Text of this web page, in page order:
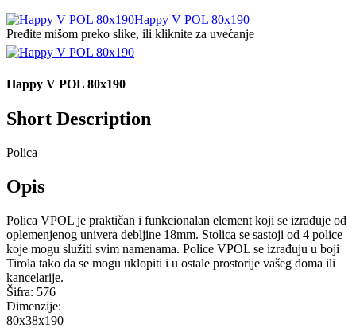
Happy V POL 80x190
Pređite mišom preko slike, ili kliknite za uvećanje
Happy V POL 80x190
Short Description
Polica
Opis
Polica VPOL je praktičan i funkcionalan element koji se izrađuje od
oplemenjenog univera debljine 18mm. Stolica se sastoji od 4 police
koje mogu služiti svim namenama. Police VPOL se izrađuju u boji
Tirola tako da se mogu uklopiti i u ostale prostorije vašeg doma ili
kancelarije.
Šifra: 576
Dimenzije:
80x38x190